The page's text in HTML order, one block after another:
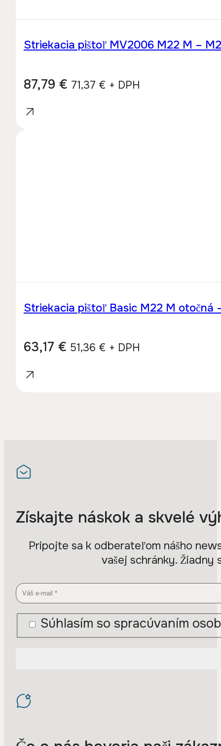
Striekacia pištoľ MV2006 M22 M –
87,79 € 71,37 € + DPH
Striekacia pištoľ Basic M22 M otočná
63,17 € 51,36 € + DPH
Získajte náskok a skvelé
Pripojte sa k odberateľom nášho
vašej schránky. Žiadny
Súhlasím so spracúvaním